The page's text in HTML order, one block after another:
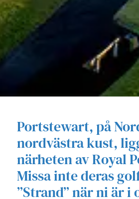
Portstewart, på
nordvästra kust,
närheten av Royal
Missa inte deras
”Strand” när ni är i